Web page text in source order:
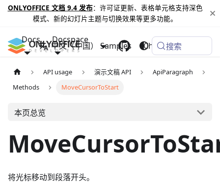
ONLYOFFICE 文档 9.4 发布：许可证更新、表格单元格支持深色
模式、新的幻灯片主题与切换效果等更多功能。
Docs Docspace
Samples Changelog
中文（中国） 搜索
API usage 演示文稿 API
ApiParagraph
Methods
MoveCursorToStart
本页总览
将光标移动到段落开头。